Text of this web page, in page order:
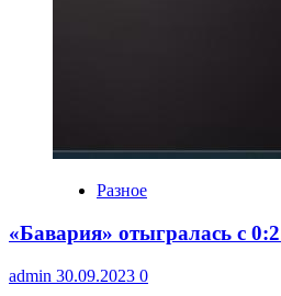
Разное
«Бавария» отыгралась с
admin 30.09.2023 0